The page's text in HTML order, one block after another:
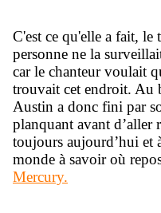
C'est ce qu'elle a fait, le
personne ne la
car le chanteur voulait
trouvait cet endroit. Au
Austin a donc fini par
planquant avant d’aller
toujours aujourd’hui et
monde à savoir où
Mercury.